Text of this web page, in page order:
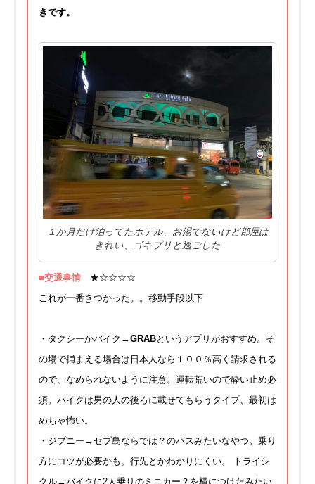
きです。
１か月だけ泊ってたホテル、お湯でないけど部屋は
きれい、ゴキブリと過ごした
■交通事情 ★☆☆☆☆
これが一番きつかった。。移動手段以下
・タクシーかバイク→GRABというアプリがおすすめ。そ
の場で捕まえる場合は日本人なら１００％高く請求される
ので、なめられないように注意。運転荒いので酔い止め必
須。バイクは男の人の後ろに載せてもらうタイプ、最初は
めちゃ怖い。
・ジプニー→セブ島ならでは？のバスみたいなやつ。乗り
方にコツが必要かも。行先とかわかりにくい。 トライシ
クル→バイクに2人乗りのミニカー？を横につけたみたい